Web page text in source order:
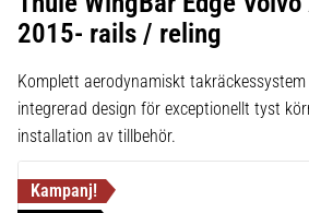
2015- rails / reling
Komplett aerodynamiskt
integrerad design för exceptionellt tyst
installation av tillbehör.